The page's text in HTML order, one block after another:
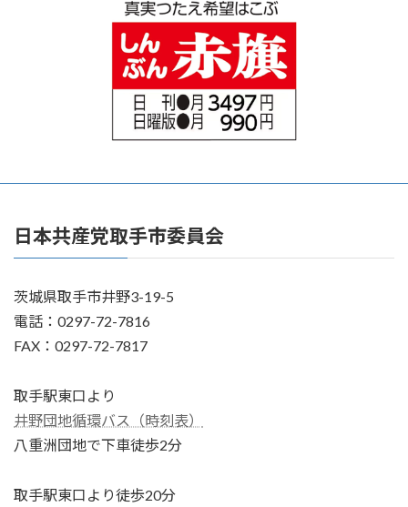
日本共産党取手市委員会
茨城県取手市井野3-19-5
電話：0297-72-7816
FAX：0297-72-7817
取手駅東口より
井野団地循環バス（時刻表）
八重洲団地で下車徒歩2分
取手駅東口より徒歩20分